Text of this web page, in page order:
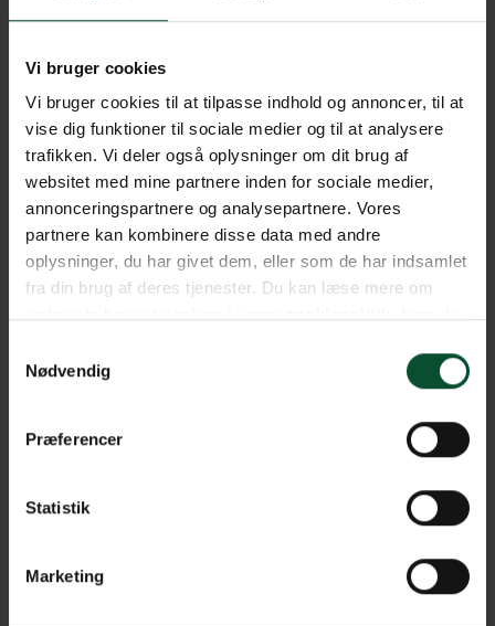
Vi bruger cookies
Vi bruger cookies til at tilpasse indhold og annoncer, til at
vise dig funktioner til sociale medier og til at analysere
trafikken. Vi deler også oplysninger om dit brug af
websitet med mine partnere inden for sociale medier,
annonceringspartnere og analysepartnere. Vores
partnere kan kombinere disse data med andre
oplysninger, du har givet dem, eller som de har indsamlet
fra din brug af deres tjenester. Du kan læse mere om
Nødvendig
Præferencer
Statistik
Marketing